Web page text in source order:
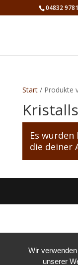
04832
Start/ Produkte
Es
die deiner
Wir
unserer